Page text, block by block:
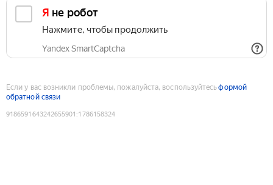
Я не робот
Нажмите, чтобы продолжить
Yandex SmartCaptcha
Если у вас возникли проблемы, пожалуйста, воспользуйтесьформой
обратной связи
9186591643242655901 :1786158324